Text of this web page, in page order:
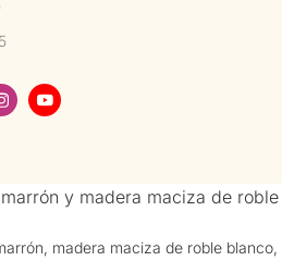
y madera maciza de roble